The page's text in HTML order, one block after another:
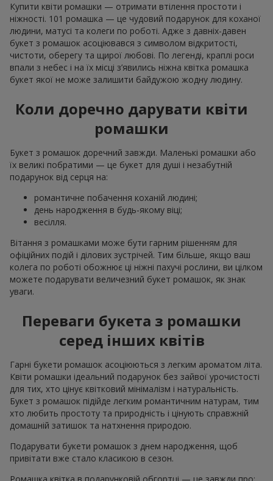
Купити квіти ромашки — отримати втілення простоти і
ніжності. 101 ромашка — це чудовий подарунок для коханої
людини, матусі та колеги по роботі. Адже з давніх-давен
букет з ромашок асоціювався з символом відкритості,
чистоти, оберегу та щирої любові. По легенді, краплі роси
впали з небес і на їх місці з’явились ніжна квітка ромашка
букет якої не може залишити байдужою жодну людину.
Коли доречно дарувати квіти
ромашки
Букет з ромашок доречний завжди. Маленькі ромашки або
їх великі побратими — це букет для душі і незабутній
подарунок від серця на:
романтичне побачення коханій людині;
день народження в будь-якому віці;
весілля.
Вітання з ромашками може бути гарним рішенням для
офіційних подій і ділових зустрічей. Тим більше, якщо ваш
колега по роботі обожнює ці ніжні пахучі рослини, ви цілком
можете подарувати величезний букет ромашок, як знак
уваги.
Переваги букета з ромашки
серед інших квітів
Гарні букети ромашок асоціюються з легким ароматом літа.
Квіти ромашки ідеальний подарунок без зайвої урочистості
для тих, хто цінує квітковий мінімалізм і натуральність.
Букет з ромашок підійде легким романтичним натурам, тим
хто любить простоту та природність і цінують справжній
домашній затишок та натхнення природою.
Подарувати букети ромашок з днем народження, щоб
привітати вже стало класикою в сезон.